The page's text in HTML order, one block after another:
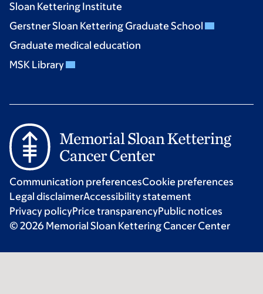
Sloan Kettering Institute
Gerstner Sloan Kettering Graduate School
Graduate medical education
MSK Library
Communication preferencesCookie preferences
Legal disclaimerAccessibility statement
Privacy policyPrice transparencyPublic notices
© 2026 Memorial Sloan Kettering Cancer Center